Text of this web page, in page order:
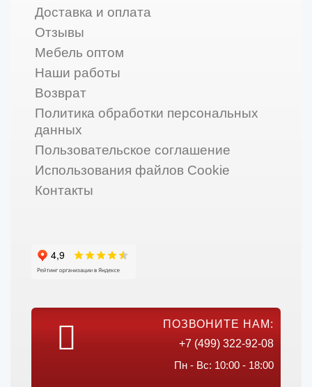
Доставка и оплата
Отзывы
Мебель оптом
Наши работы
Возврат
Политика обработки персональных
данных
Пользовательское соглашение
Использования файлов Cookie
Контакты
ПОЗВОНИТЕ НАМ:
+7 (499) 322-92-08
Пн - Вс: 10:00 - 18:00